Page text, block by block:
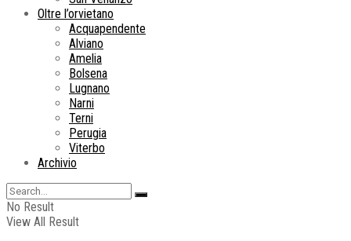
Oltre l’orvietano
Acquapendente
Alviano
Amelia
Bolsena
Lugnano
Narni
Terni
Perugia
Viterbo
Archivio
No Result
View All Result